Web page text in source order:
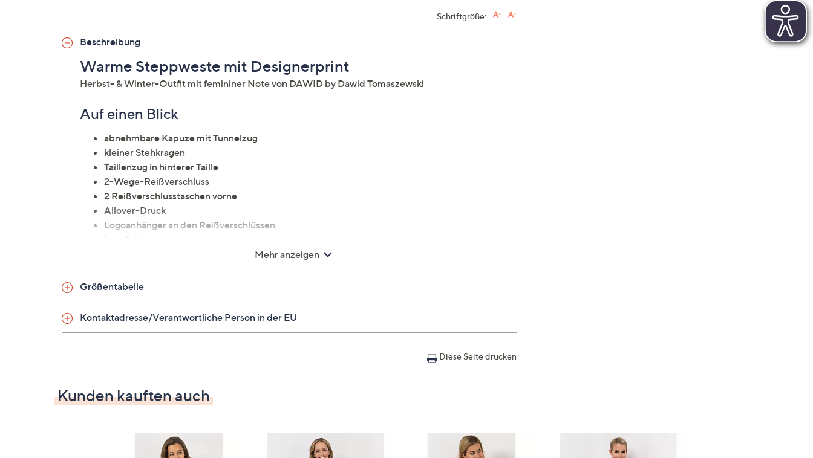
Schriftgröße:
Beschreibung
Warme Steppweste mit Designerprint
Herbst- & Winter-Outfit mit femininer Note von DAWID by Dawid Tomaszewski
Auf einen Blick
abnehmbare Kapuze mit Tunnelzug
kleiner Stehkragen
Taillenzug in hinterer Taille
2-Wege-Reißverschluss
2 Reißverschlusstaschen vorne
Allover-Druck
Logoanhänger an den Reißverschlüssen
Logofutter
Maße (Größe 38) & Passform
figurumspielend
100 % Polyester
Schonwäsche 30°
Mehr anzeigen
Größentabelle
Kontaktadresse/Verantwortliche Person in der EU
Diese Seite drucken
Kunden kauften auch